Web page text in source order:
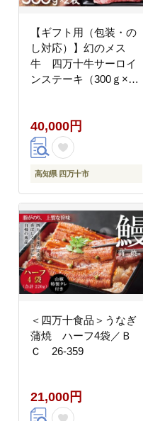
【ギフト用（包装・の
し対応）】幻のメス
牛 四万十牛サーロイ
ンステーキ（300ｇ×2
40,000円
高知県 四万十市
＜四万十食品＞うなぎ
蒲焼 ハーフ4袋／Ｂ
Ｃ 26-359
21,000円